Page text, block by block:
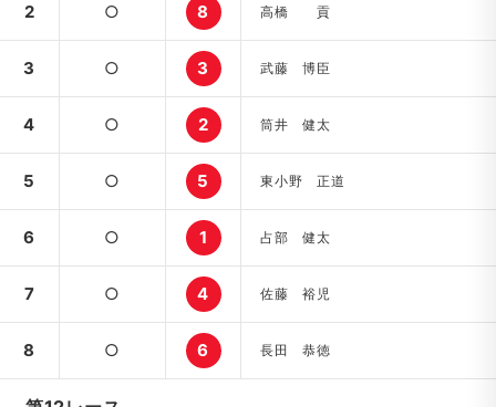
2 ○ 8 高橋 貢
3 ○ 3 武藤 博臣
4 ○ 2 筒井 健太
5 ○ 5 東小野 正道
6 ○ 1 占部 健太
7 ○ 4 佐藤 裕児
8 ○ 6 長田 恭徳